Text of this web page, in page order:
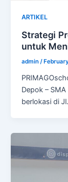
ARTIKEL
Strategi
untuk
admin /
Depok –
berlokasi di